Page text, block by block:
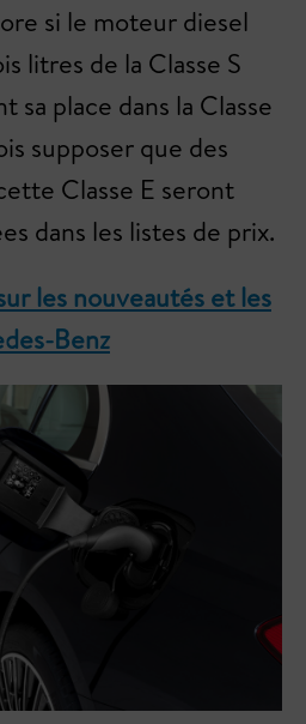
si le moteur diesel
litres de la Classe S
sa place dans la Classe
supposer que des
Classe E seront
dans les listes de prix.
les nouveautés et les
Benz